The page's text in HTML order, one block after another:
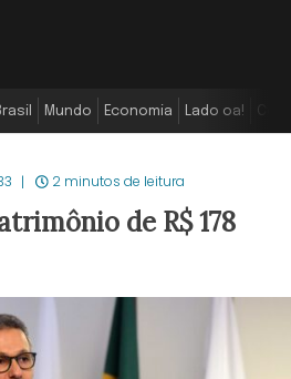
Mundo Economia Lado oa!
2 minutos de leitura
de R$ 178